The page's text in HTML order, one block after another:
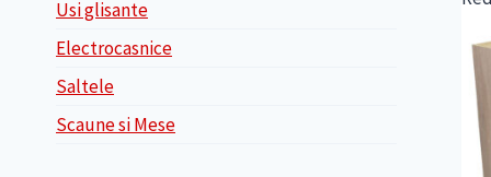
Usi glisante
Electrocasnice
Saltele
Scaune si Mese